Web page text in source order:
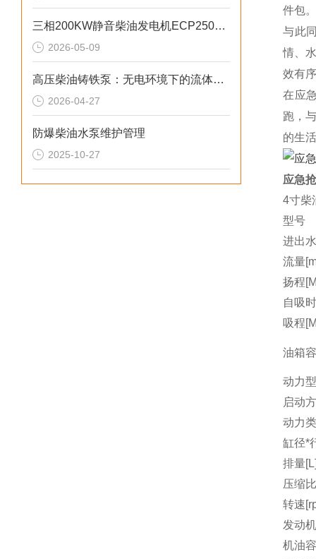
三相200KW静音柴油发电机ECP2500KVA参数介绍
2026-05-09
高压柴油铸铁泵：无电环境下的流体输送重器
2026-04-27
防爆柴油水泵维护管理
2025-10-27
件包。
与此
情、
效有
在应
跑，
的生
应急
4寸柴
型号
进出
流量
扬程
自吸
吸程
油箱
动力
启动
动力
缸径*
排量
压缩比
转速
发动
机油